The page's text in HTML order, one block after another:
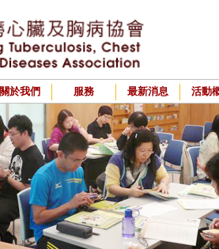
關於我們 服務 最新消息 活動